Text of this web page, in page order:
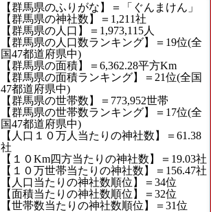
【群馬県のふりがな】＝「ぐんまけん」
【群馬県の神社数】＝1,211社
【群馬県の人口】＝1,973,115人
【群馬県の人口数ランキング】＝19位(全
国47都道府県中)
【群馬県の面積】＝6,362.28平方Km
【群馬県の面積ランキング】＝21位(全国
47都道府県中)
【群馬県の世帯数】＝773,952世帯
【群馬県の世帯数ランキング】＝17位(全
国47都道府県中)
【人口１０万人当たりの神社数】＝61.38
社
【１０Km四方当たりの神社数】＝19.03社
【１０万世帯当たりの神社数】＝156.47社
【人口当たりの神社数順位】＝34位
【面積当たりの神社数順位】＝32位
【世帯数当たりの神社数順位】＝31位